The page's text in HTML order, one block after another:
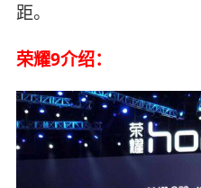
距。
荣耀9介绍：